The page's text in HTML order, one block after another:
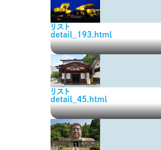
リスト
detail_193.html
リスト
detail_45.html